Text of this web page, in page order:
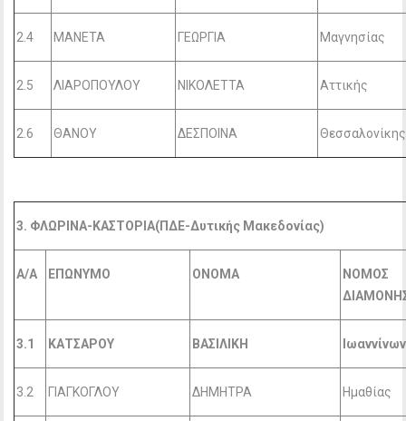
2.4 ΜΑΝΕΤΑ ΓΕΩΡΓΙΑ Μαγνησίας
2.5 ΛΙΑΡΟΠΟΥΛΟΥ ΝΙΚΟΛΕΤΤΑ Αττικής
2.6 ΘΑΝΟΥ ΔΕΣΠΟΙΝΑ Θεσσαλονίκης
3. ΦΛΩΡΙΝΑ-ΚΑΣΤΟΡΙΑ(ΠΔΕ-Δυτικής Μακεδονίας)
Α/Α ΕΠΩΝΥΜΟ ΟΝΟΜΑ
ΝΟΜΟΣ
3.1 ΚΑΤΣΑΡΟΥ ΒΑΣΙΛΙΚΗ Ιωαννίνων
3.2 ΓΙΑΓΚΟΓΛΟΥ ΔΗΜΗΤΡΑ Ημαθίας